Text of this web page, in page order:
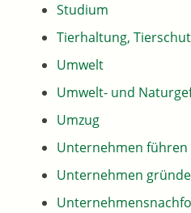
Studium
Tierhaltung,
Umwelt
Umwelt- und
Umzug
Unternehmen führen
Unternehmen